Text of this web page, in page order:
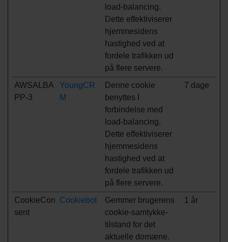
load-balancing.
Dette effektiviserer
hjemmesidens
hastighed ved at
fordele trafikken ud
på flere servere.
AWSALBA
PP-3
YoungCR
M
Denne cookie
benyttes I
forbindelse med
load-balancing.
Dette effektiviserer
hjemmesidens
hastighed ved at
fordele trafikken ud
på flere servere.
7 dage
CookieCon
sent
Cookiebot
Gemmer brugerens
cookie-samtykke-
tilstand for det
aktuelle domæne.
1 år